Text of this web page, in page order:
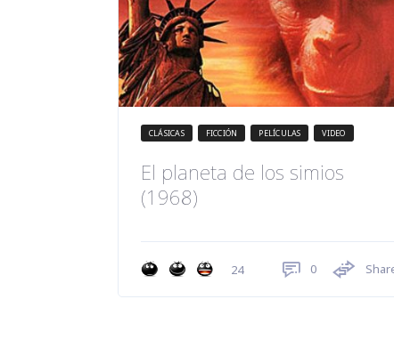
CLÁSICAS FICCIÓN PELÍCULAS VIDEO
El planeta de los simios
(1968)
24 0